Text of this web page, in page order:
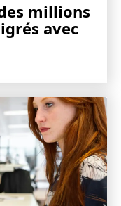
millions
avec